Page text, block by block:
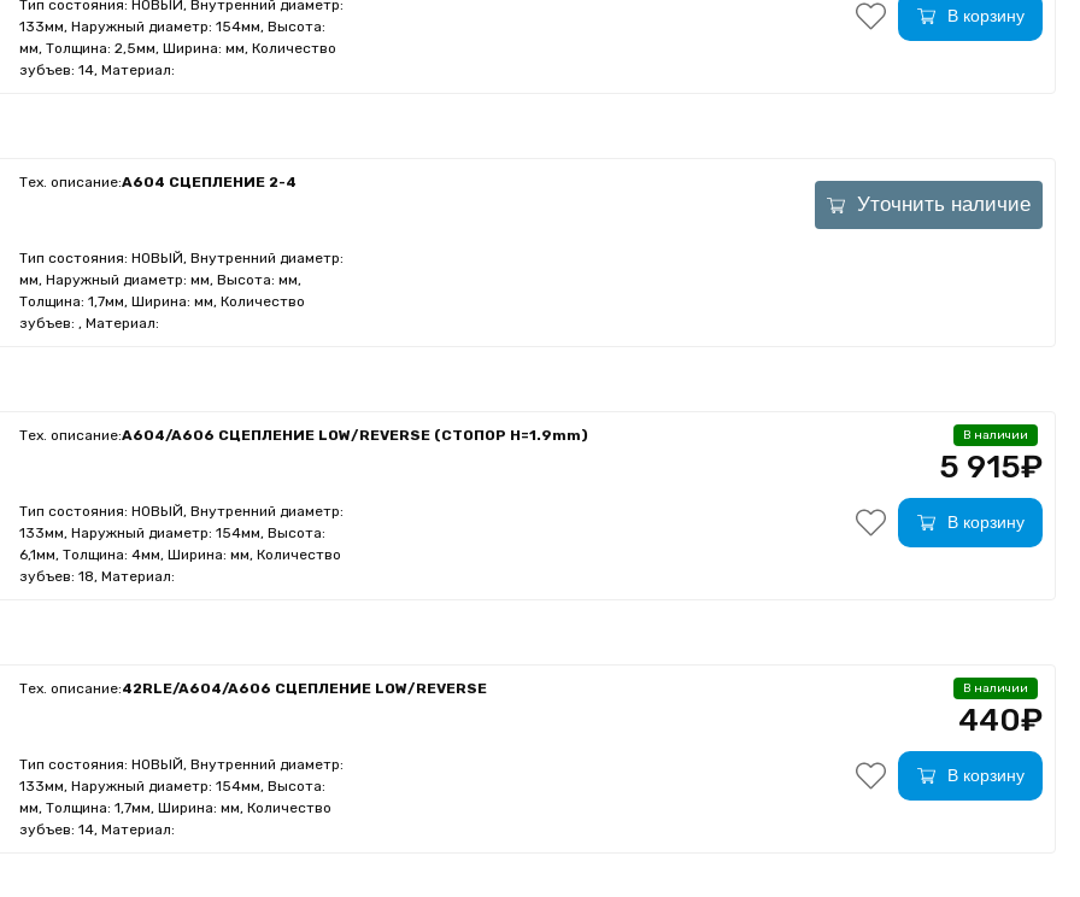
Тип состояния: НОВЫЙ, Внутренний диаметр:
133мм, Наружный диаметр: 154мм, Высота:
мм, Толщина: 2,5мм, Ширина: мм, Количество
зубъев: 14, Материал:
В корзину
Тех. описание:A604 СЦЕПЛЕНИЕ 2-4
Тип состояния: НОВЫЙ, Внутренний диаметр:
мм, Наружный диаметр: мм, Высота: мм,
Толщина: 1,7мм, Ширина: мм, Количество
зубъев: , Материал:
Уточнить наличие
Тех. описание:A604/A606 СЦЕПЛЕНИЕ LOW/REVERSE (СТОПОР H=1.9mm)
Тип состояния: НОВЫЙ, Внутренний диаметр:
133мм, Наружный диаметр: 154мм, Высота:
6,1мм, Толщина: 4мм, Ширина: мм, Количество
зубъев: 18, Материал:
В наличии
5 915₽
В корзину
Тех. описание:42RLE/A604/A606 СЦЕПЛЕНИЕ LOW/REVERSE
Тип состояния: НОВЫЙ, Внутренний диаметр:
133мм, Наружный диаметр: 154мм, Высота:
мм, Толщина: 1,7мм, Ширина: мм, Количество
зубъев: 14, Материал:
В наличии
440₽
В корзину